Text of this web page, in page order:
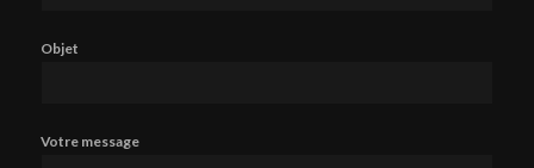
Objet
Votre message